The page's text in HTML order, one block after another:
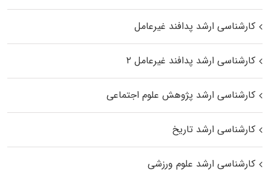
کارشناسی ارشد پدافند غیرعامل
کارشناسی ارشد پدافند غیرعامل ۲
کارشناسی ارشد پژوهش علوم اجتماعی
کارشناسی ارشد تاریخ
کارشناسی ارشد علوم ورزشی